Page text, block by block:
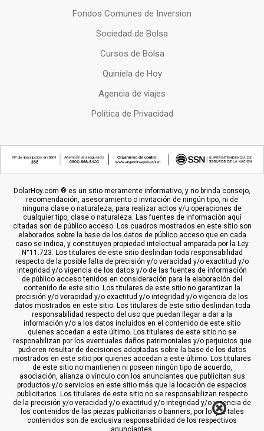
Fondos Comunes de Inversion
Sociedad de Bolsa
Cursos de Bolsa
Quiniela de Hoy
Agencia de viajes
Política de Privacidad
DolarHoy.com ® es un sitio meramente informativo, y no brinda consejo,
recomendación, asesoramiento o invitación de ningún tipo, ni de
ninguna clase o naturaleza, para realizar actos y/u operaciones de
cualquier tipo, clase o naturaleza. Las fuentes de información aquí
citadas son de público acceso. Los cuadros mostrados en este sitio son
elaborados sobre la base de los datos de público acceso que en cada
caso se indica, y constituyen propiedad intelectual amparada por la Ley
N°11.723. Los titulares de este sitio deslindan toda responsabilidad
respecto de la posible falta de precisión y/o veracidad y/o exactitud y/o
integridad y/o vigencia de los datos y/o de las fuentes de información
de público acceso tenidos en consideración para la elaboración del
contenido de este sitio. Los titulares de este sitio no garantizan la
precisión y/o veracidad y/o exactitud y/o integridad y/o vigencia de los
datos mostrados en este sitio. Los titulares de este sitio deslindan toda
responsabilidad respecto del uso que puedan llegar a dar a la
información y/o a los datos incluídos en el contenido de este sitio
quienes accedan a este último. Los titulares de este sitio no se
responabilizan por los eventuales daños patrimoniales y/o perjuicios que
pudieren resultar de decisiones adoptadas sobre la base de los datos
mostrados en este sitio por quienes accedan a este último. Los titulares
de este sitio no mantienen ni poseen ningún tipo de acuerdo,
asociación, alianza o vínculo con los anunciantes que publicitan sus
productos y/o servicios en este sitio más que la locación de espacios
publicitarios. Los titulares de este sitio no se responsabilizan respecto
de la precisión y/o veracidad y/o exactitud y/o integridad y/o vigencia de
los contenidos de las piezas publicitarias o banners, por lo que tales
contenidos son de exclusiva responsabilidad de los respectivos
anunciantes.